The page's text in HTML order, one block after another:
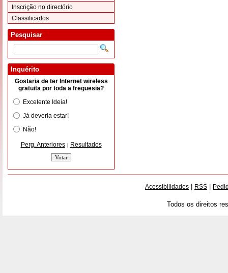
Inscrição no directório
Classificados
Pesquisar
Inquérito
Gostaria de ter Internet wireless
gratuita por toda a freguesia?
Excelente Ideia!
Já deveria estar!
Não!
Perg. Anteriores | Resultados
Acessibilidades RSS
Todos os direitos